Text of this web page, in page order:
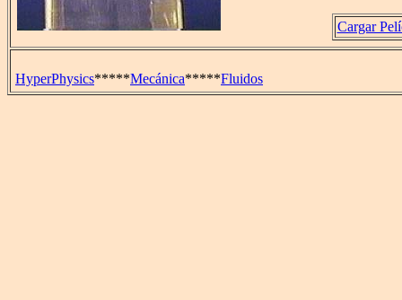
Cargar
HyperPhysics*****Mecánica*****Fluidos